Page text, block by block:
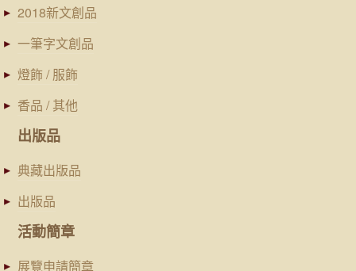
2018新文創品
一筆字文創品
燈飾 / 服飾
香品 / 其他
出版品
典藏出版品
出版品
活動簡章
展覽申請簡章